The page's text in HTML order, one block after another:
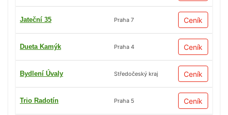
Jateční 35 Praha 7 Ceník
Dueta Kamýk Praha 4 Ceník
Bydlení Úvaly Středočeský kraj Ceník
Trio Radotín Praha 5 Ceník